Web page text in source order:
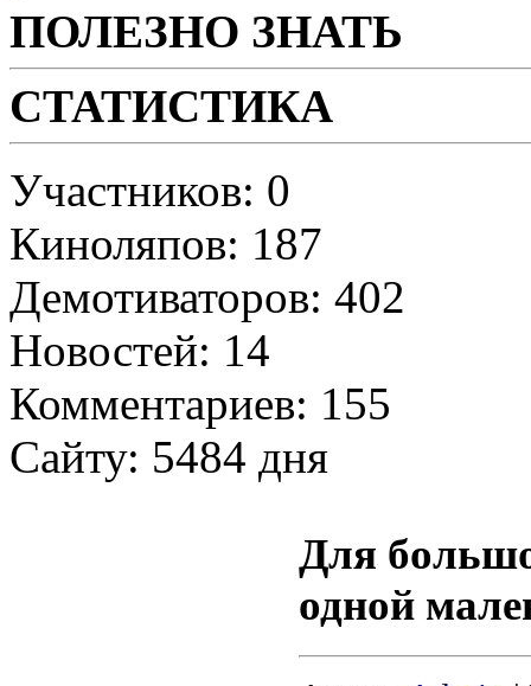
ПОЛЕЗНО ЗНАТЬ
СТАТИСТИКА
Участников: 0
Киноляпов: 187
Демотиваторов: 402
Новостей: 14
Комментариев: 155
Сайту: 5484 дня
Для
одной